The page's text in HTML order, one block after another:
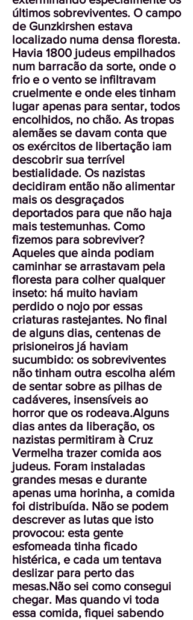
últimos sobreviventes. O campo
de Gunzkirshen estava
localizado numa densa floresta.
Havia 1800 judeus empilhados
num barracão da sorte, onde o
frio e o vento se infiltravam
cruelmente e onde eles tinham
lugar apenas para sentar, todos
encolhidos, no chão. As tropas
alemães se davam conta que
os exércitos de libertação iam
descobrir sua terrível
bestialidade. Os nazistas
decidiram então não alimentar
mais os desgraçados
deportados para que não haja
mais testemunhas. Como
fizemos para sobreviver?
Aqueles que ainda podiam
caminhar se arrastavam pela
floresta para colher qualquer
inseto: há muito haviam
perdido o nojo por essas
criaturas rastejantes. No final
de alguns dias, centenas de
prisioneiros já haviam
sucumbido: os sobreviventes
não tinham outra escolha além
de sentar sobre as pilhas de
cadáveres, insensíveis ao
horror que os rodeava.Alguns
dias antes da liberação, os
nazistas permitiram à Cruz
Vermelha trazer comida aos
judeus. Foram instaladas
grandes mesas e durante
apenas uma horinha, a comida
foi distribuída. Não se podem
descrever as lutas que isto
provocou: esta gente
esfomeada tinha ficado
histérica, e cada um tentava
deslizar para perto das
mesas.Não sei como consegui
chegar. Mas quando vi toda
essa comida, fiquei sabendo